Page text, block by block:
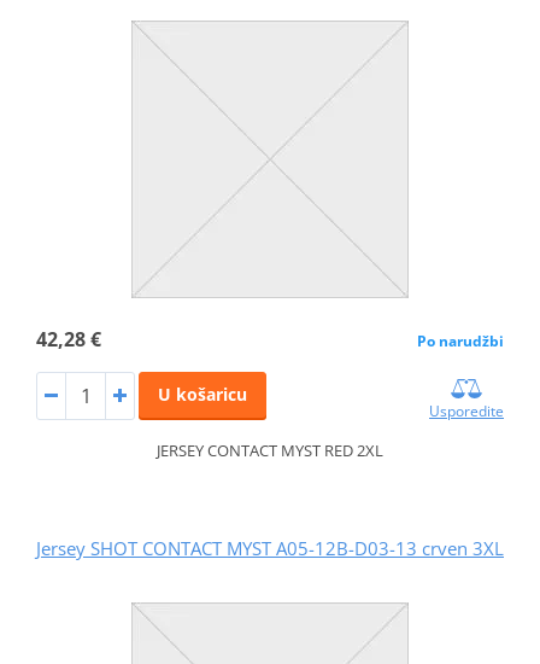
42,28 € Po narudžbi
U košaricu
Usporedite
JERSEY CONTACT MYST RED 2XL
Jersey SHOT CONTACT MYST A05-12B-D03-13 crven 3XL